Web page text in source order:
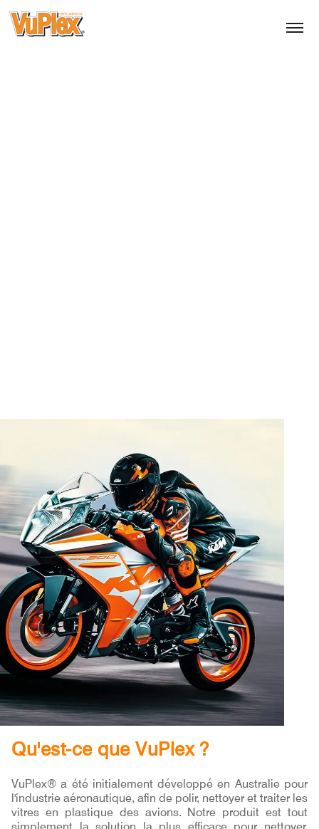
Qu'est-ce que VuPlex ?
VuPlex® a été initialement développé en Australie pour
l'industrie aéronautique, afin de polir, nettoyer et traiter les
vitres en plastique des avions. Notre produit est tout